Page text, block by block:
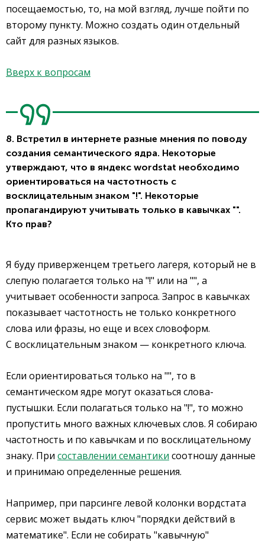
посещаемостью, то, на мой взгляд, лучше пойти по
второму пункту. Можно создать один отдельный
сайт для разных языков.
Вверх к вопросам
8. Встретил в интернете разные мнения по поводу
создания семантического ядра. Некоторые
утверждают, что в яндекс wordstat необходимо
ориентироваться на частотность с
восклицательным знаком "!". Некоторые
пропагандируют учитывать только в кавычках "".
Кто прав?
Я буду приверженцем третьего лагеря, который не в
слепую полагается только на "!" или на "", а
учитывает особенности запроса. Запрос в кавычках
показывает частотность не только конкретного
слова или фразы, но еще и всех словоформ.
С восклицательным знаком — конкретного ключа.
Если ориентироваться только на "", то в
семантическом ядре могут оказаться слова-
пустышки. Если полагаться только на "!", то можно
пропустить много важных ключевых слов. Я собираю
частотность и по кавычкам и по восклицательному
знаку. При составлении семантики соотношу данные
и принимаю определенные решения.
Например, при парсинге левой колонки вордстата
сервис может выдать ключ "порядки действий в
математике". Если не собирать "кавычную"